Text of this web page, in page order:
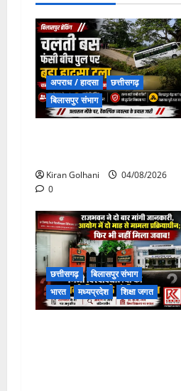
अपराध / हादसा
छत्तीसगढ़
बिलासपुर संभाग
Kiran Golhani
04/08/2026
0
छत्तीसगढ़
बिलासपुर संभाग
भारत
मध्यप्रदेश शिक्षा जगत